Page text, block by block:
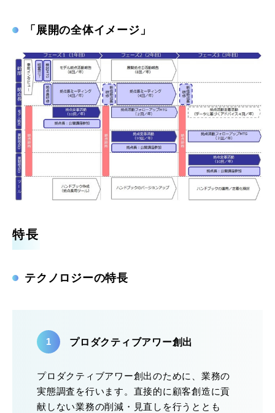
「展開の全体イメージ」
特長
テクノロジーの特長
プロダクティブアワー創出
プロダクティブアワー創出のために、業務の
実態調査を行います。直接的に顧客創造に貢
献しない業務の削減・見直しを行うととも